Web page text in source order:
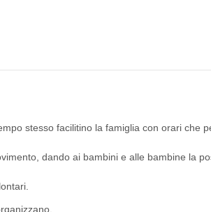
stesso facilitino la famiglia con orari che
dando ai bambini e alle bambine la